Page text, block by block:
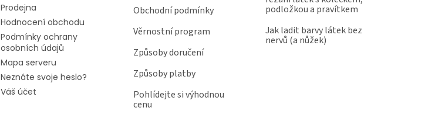
Prodejna
Hodnocení obchodu
Podmínky ochrany
osobních údajů
Mapa serveru
Neznáte svoje heslo?
Váš účet
Obchodní podmínky
Věrnostní program
Způsoby doručení
Způsoby platby
Pohlídejte si výhodnou
cenu
podložkou a pravítkem
Jak ladit barvy látek bez
nervů (a nůžek)